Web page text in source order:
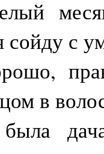
месяц
с
в
дача